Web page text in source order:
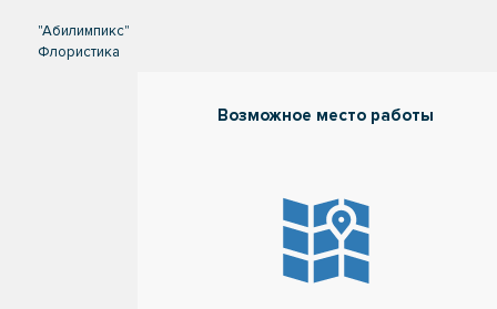
"Абилимпикс"
Флористика